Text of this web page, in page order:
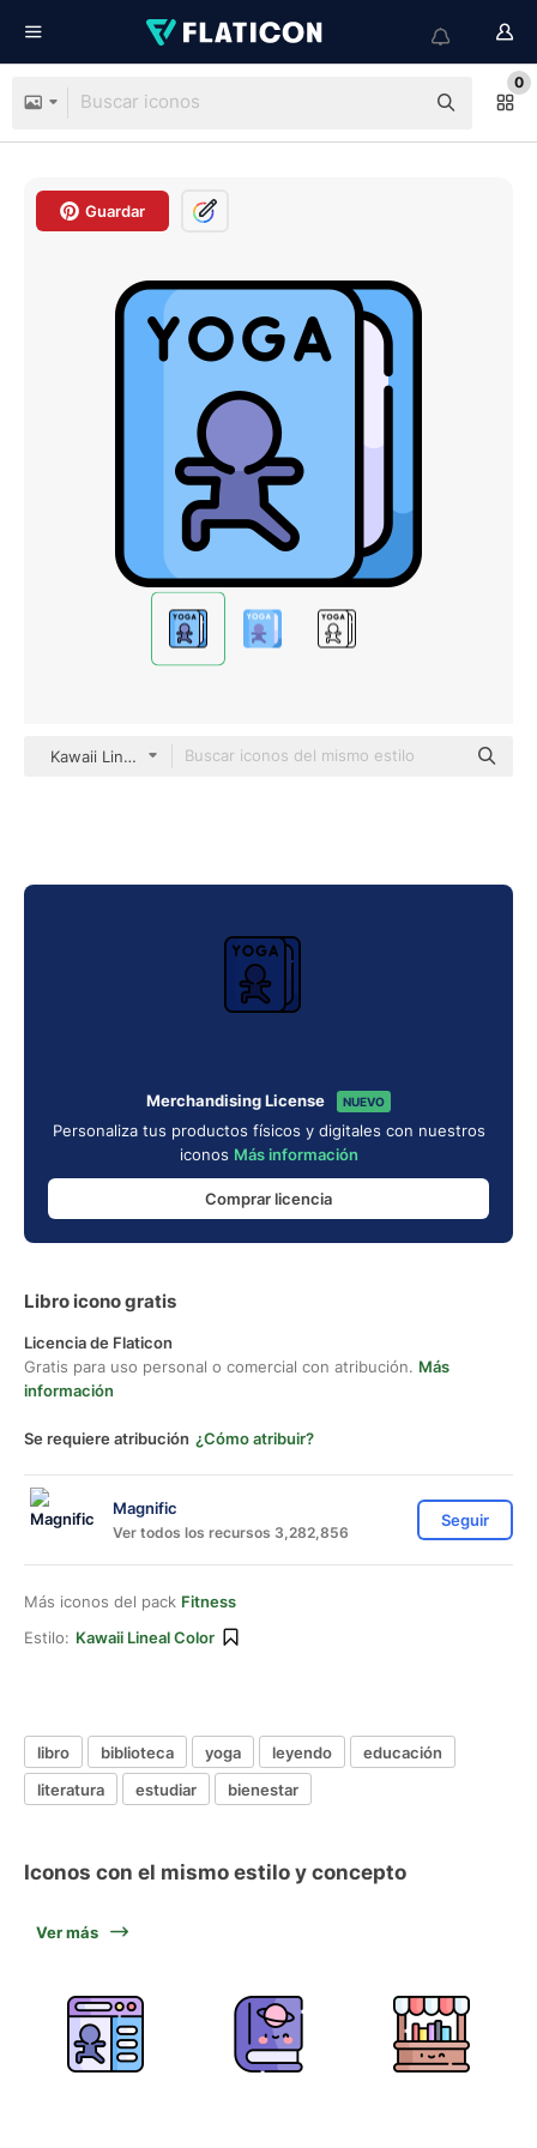
0
Guardar
Kawaii Lineal color
Merchandising License NUEVO
Personaliza tus productos físicos y digitales con nuestros
iconos Más información
Comprar licencia
Libro icono gratis
Licencia de Flaticon
Gratis para uso personal o comercial con atribución. Más
información
Se requiere atribución ¿Cómo atribuir?
Magnific
Ver todos los recursos 3,282,856
Seguir
Más iconos del pack Fitness
Estilo: Kawaii Lineal Color
libro biblioteca yoga leyendo
educación
literatura
estudiar bienestar
Iconos con el mismo estilo y concepto
Ver más